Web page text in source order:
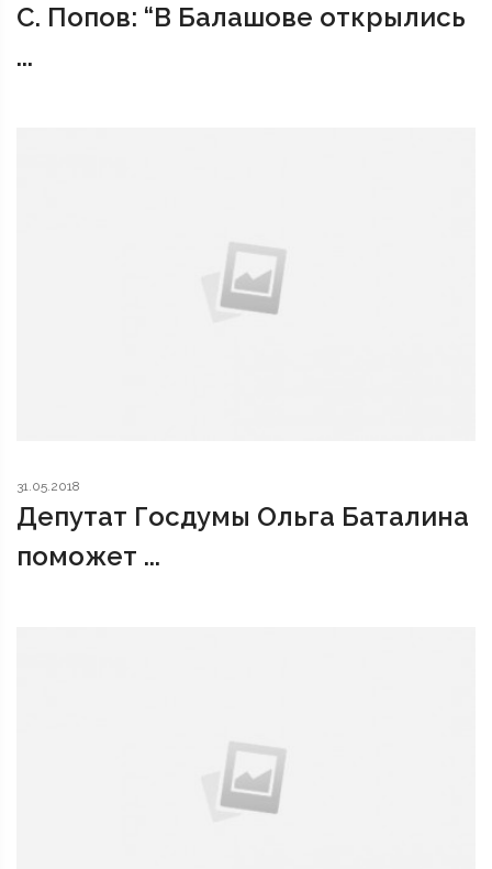
С. Попов: “В Балашове открылись
...
31.05.2018
Депутат Госдумы Ольга Баталина
поможет ...